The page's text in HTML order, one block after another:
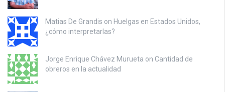
Matias De Grandis on Huelgas en Estados Unidos,
¿cómo interpretarlas?
Jorge Enrique Chávez Murueta on Cantidad de
obreros en la actualidad